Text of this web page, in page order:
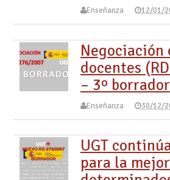
Enseñanza 12/01/
Negociación
docentes
– 3º borrador
Enseñanza 30/12/
UGT
para la